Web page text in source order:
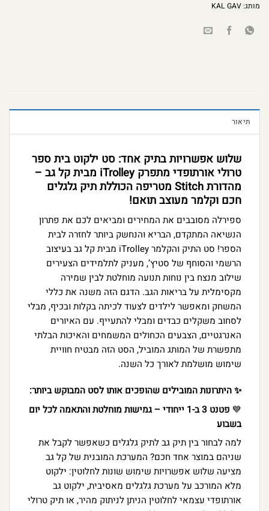
מותג:KAL GAV
תיאור
שלוש אפשרויות בתיק אחד: סט ילקוט בית ספר
טרולי אורתופדי מתפרק iTrolley מבית קל גב –
מהדורת Stitch מטריפה הכוללת תיק גלגלים
חכם וקלמר מעוצב תואם!
ספירלה מסובבים את המחירים ומביאים לכם את פתרון
הנשיאה המתקדם, הבריא והנחשק ביותר לחזרה לבית
הספר! סט התיק והקלמר iTrolley מבית קל גב בעיצוב
הרשמי והסוחף של סטיץ’, מעניק לתלמידים הצעירים
שילוב מנצח בין נוחות תנועה מוחלטת לבין שמירה
מקסימלית על בריאות הגב. הדגם הזה משנה את כללי
המשחק ומאפשר לילדים לצעוד לכיתה בקלות ובכיף, מבלי
לסחוב משקלים כבדים ומבלי להתעייף. עם האיורים
האנרגטיים, הצבעים הכחולים המשמחים והאיכות הבלתי
מתפשרת של המותג המוביל, הסט הזה מבטיח חוויית
שימוש מושלמת לאורך כל השנה.
✨ היתרונות המובילים שהופכים אותו לסט המבוקש ביותר:
💙
פטנט 3 ב-1 ייחודי – גמישות מוחלטת והתאמה לכל יום
בשבוע
למה לבחור בין תיק גב לתיק גלגלים כשאפשר לקבל את
שניהם במוצר אחד חכם? המערכת המובנית של קל גב
מציעה שלוש אפשרויות שימוש שונות לחלוטין: ילקוט
מלא המורכב על מערכת גלגלים מאסיבית, ילקוט גב
אורתופדי עצמאי לחלוטין הניתן לניתוק מהיר, או תיק טרולי